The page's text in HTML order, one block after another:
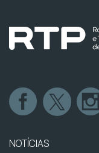
NOTÍCIAS